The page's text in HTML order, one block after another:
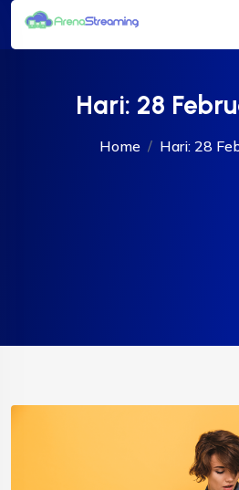
Hari: 28
Home Hari: 28